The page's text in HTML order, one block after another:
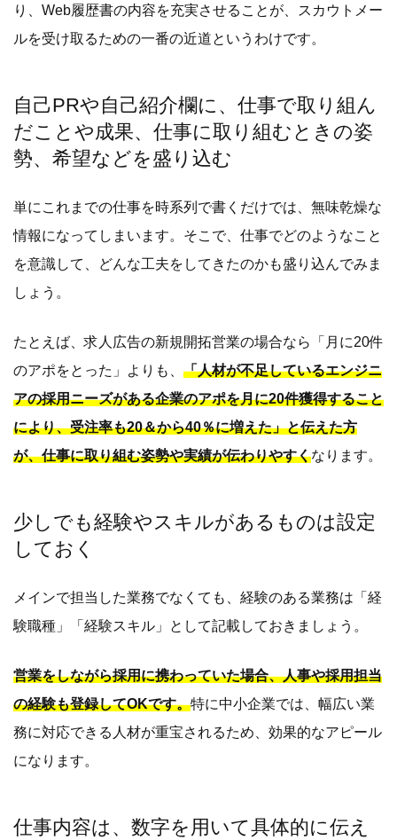
り、Web履歴書の内容を充実させることが、スカウトメー
ルを受け取るための一番の近道というわけです。
自己PRや自己紹介欄に、仕事で取り組ん
だことや成果、仕事に取り組むときの姿
勢、希望などを盛り込む
単にこれまでの仕事を時系列で書くだけでは、無味乾燥な
情報になってしまいます。そこで、仕事でどのようなこと
を意識して、どんな工夫をしてきたのかも盛り込んでみま
しょう。
たとえば、求人広告の新規開拓営業の場合なら「月に20件
のアポをとった」よりも、 「人材が不足しているエンジニ
アの採用ニーズがある企業のアポを月に20件獲得すること
により、受注率も20＆から40％に増えた」と伝えた方
が、仕事に取り組む姿勢や実績が伝わりやすくなります。
少しでも経験やスキルがあるものは設定
しておく
メインで担当した業務でなくても、経験のある業務は「経
験職種」「経験スキル」として記載しておきましょう。
営業をしながら採用に携わっていた場合、人事や採用担当
の経験も登録してOKです。特に中小企業では、幅広い業
務に対応できる人材が重宝されるため、効果的なアピール
になります。
仕事内容は、数字を用いて具体的に伝え